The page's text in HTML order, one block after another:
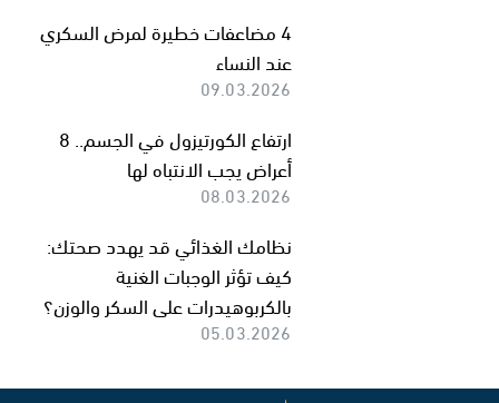
4 مضاعفات خطيرة لمرض السكري
عند النساء
09.03.2026
ارتفاع الكورتيزول في الجسم.. 8
أعراض يجب الانتباه لها
08.03.2026
نظامك الغذائي قد يهدد صحتك:
كيف تؤثر الوجبات الغنية
بالكربوهيدرات على السكر والوزن؟
05.03.2026